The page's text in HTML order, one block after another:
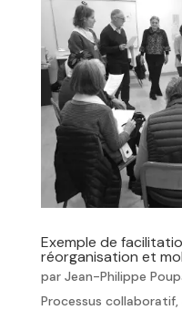
Exemple de
réorganisation et
par Jean-Philippe
Processus collaboratif,